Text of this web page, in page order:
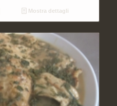
Mostra dettagli